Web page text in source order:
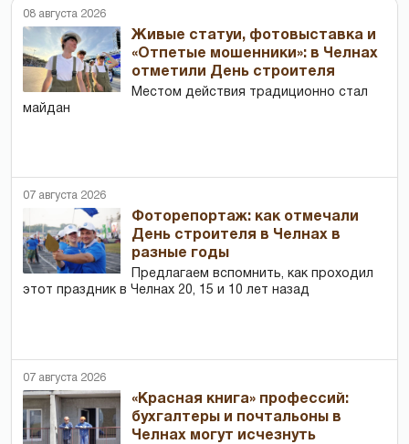
08 августа 2026
Живые статуи, фотовыставка и
«Отпетые мошенники»: в Челнах
отметили День строителя
Местом действия традиционно стал
майдан
07 августа 2026
Фоторепортаж: как отмечали
День строителя в Челнах в
разные годы
Предлагаем вспомнить, как проходил
этот праздник в Челнах 20, 15 и 10 лет назад
07 августа 2026
«Красная книга» профессий:
бухгалтеры и почтальоны в
Челнах могут исчезнуть